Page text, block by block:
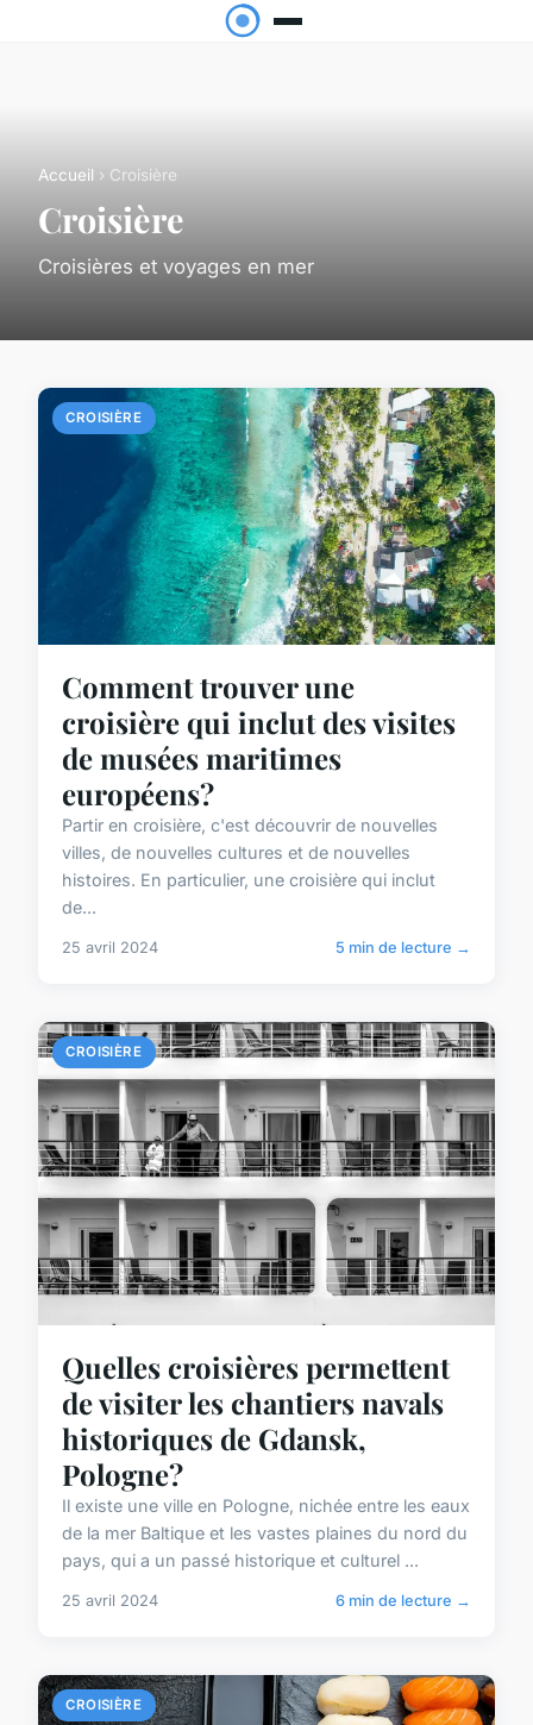
Accueil › Croisière
Croisière
Croisières et voyages en mer
CROISIÈRE
Comment trouver une
croisière qui inclut des visites
de musées maritimes
européens?
Partir en croisière, c'est découvrir de nouvelles
villes, de nouvelles cultures et de nouvelles
histoires. En particulier, une croisière qui inclut
de...
25 avril 2024 5 min de lecture →
CROISIÈRE
Quelles croisières permettent
de visiter les chantiers navals
historiques de Gdansk,
Pologne?
Il existe une ville en Pologne, nichée entre les eaux
de la mer Baltique et les vastes plaines du nord du
pays, qui a un passé historique et culturel ...
25 avril 2024 6 min de lecture →
CROISIÈRE